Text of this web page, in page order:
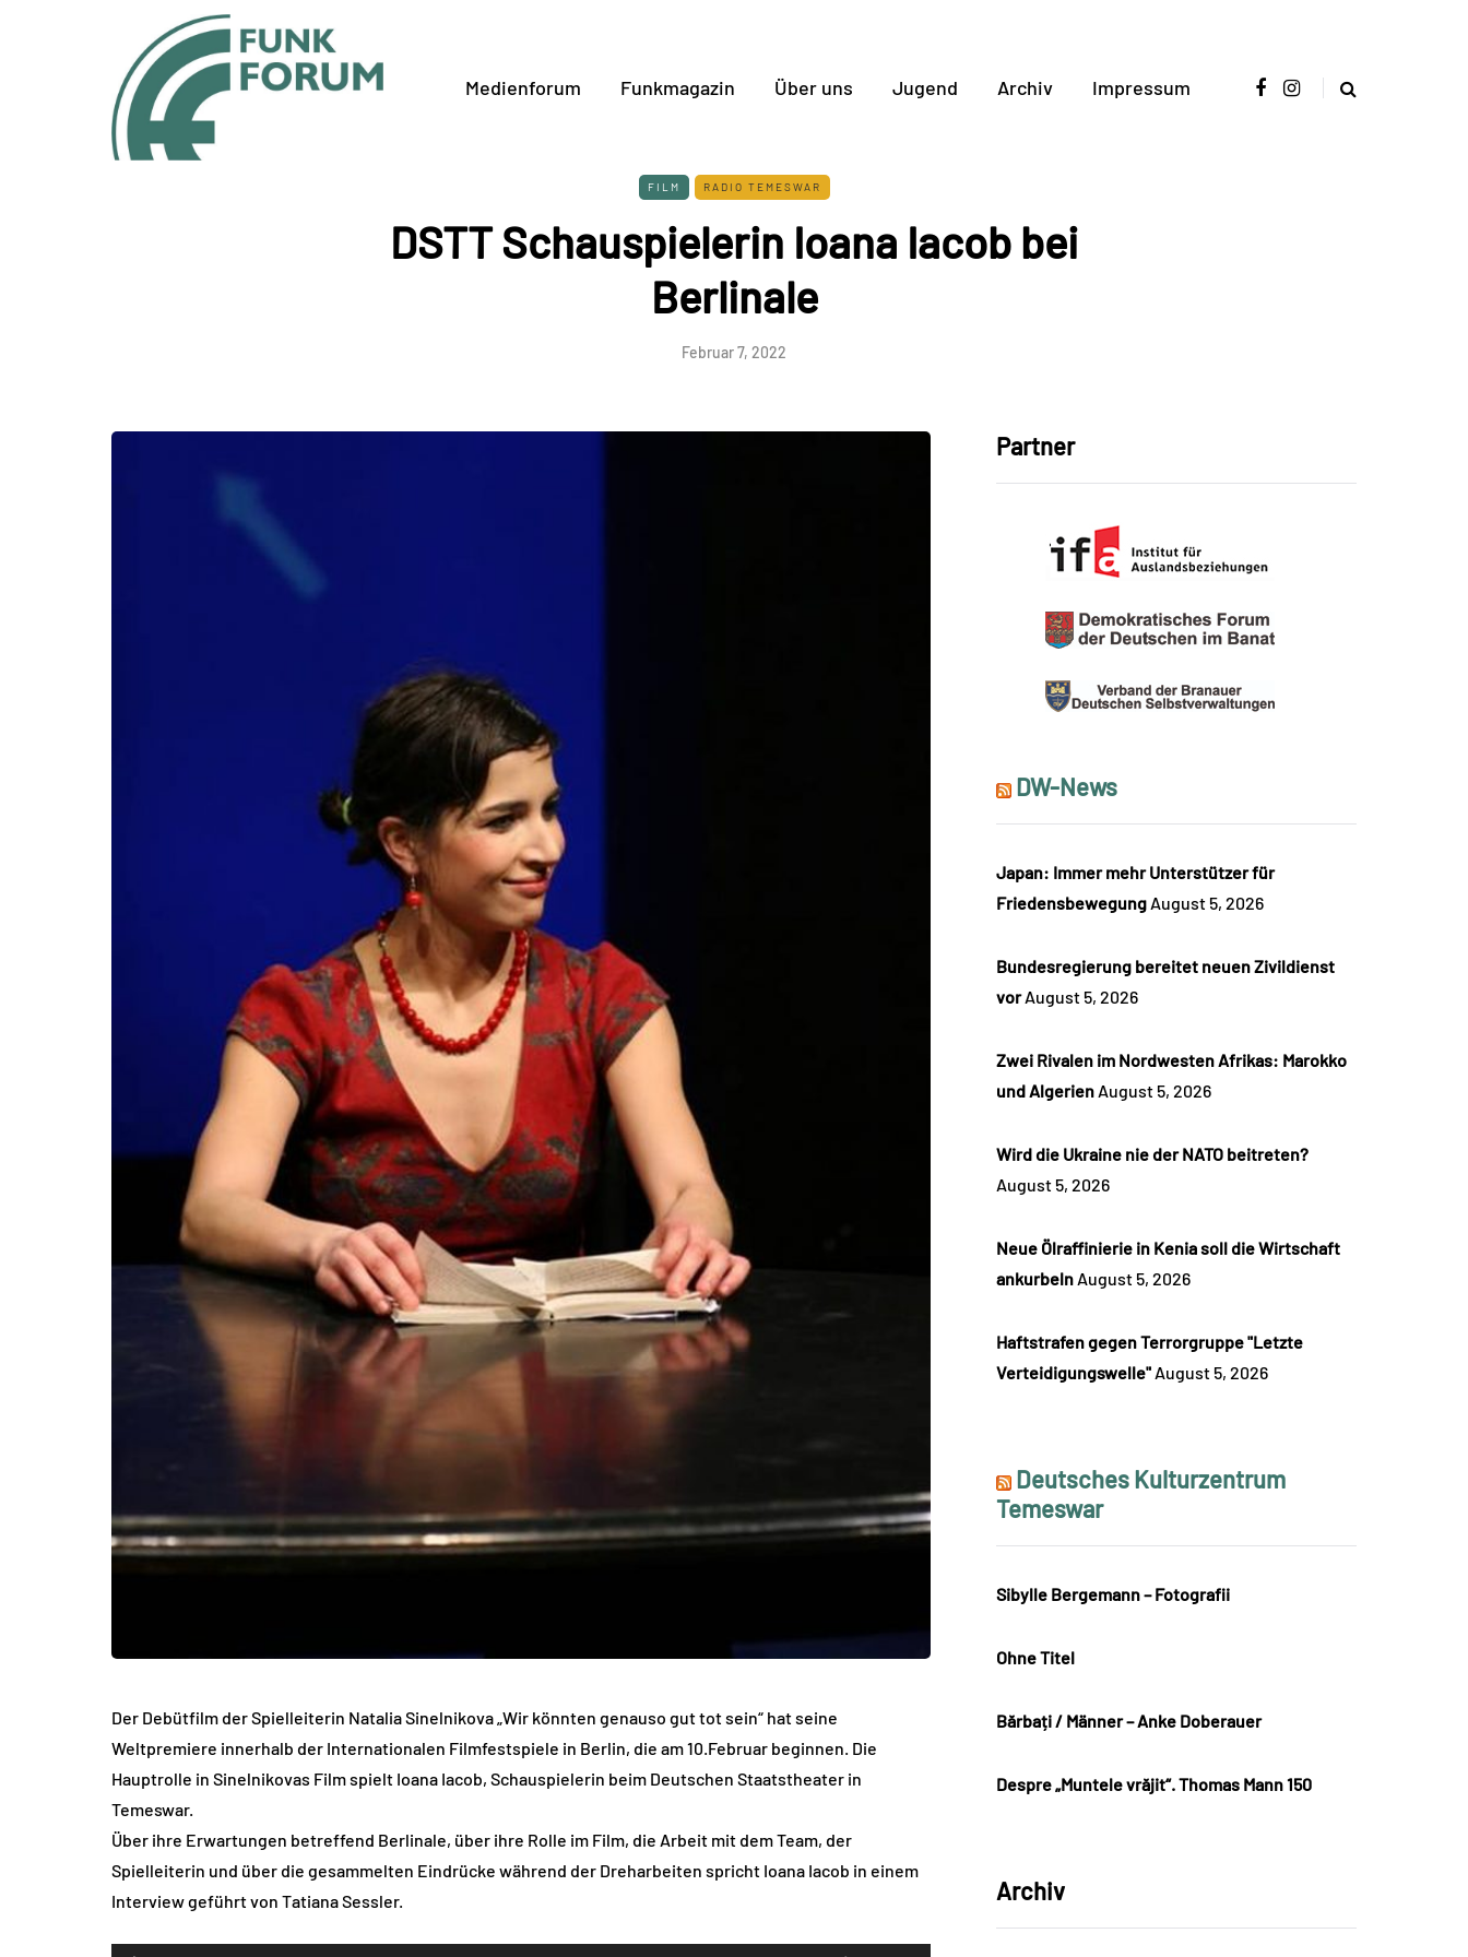
Medienforum Funkmagazin Über uns Jugend Archiv Impressum
FILM RADIO TEMESWAR
DSTT Schauspielerin Ioana Iacob bei
Berlinale
Februar 7, 2022
Der Debütfilm der Spielleiterin Natalia Sinelnikova „Wir könnten genauso gut tot sein“ hat seine
Weltpremiere innerhalb der Internationalen Filmfestspiele in Berlin, die am 10.Februar beginnen. Die
Hauptrolle in Sinelnikovas Film spielt Ioana Iacob, Schauspielerin beim Deutschen Staatstheater in
Temeswar.
Über ihre Erwartungen betreffend Berlinale, über ihre Rolle im Film, die Arbeit mit dem Team, der
Spielleiterin und über die gesammelten Eindrücke während der Dreharbeiten spricht Ioana Iacob in einem
Interview geführt von Tatiana Sessler.
Partner
DW-News
Japan: Immer mehr Unterstützer für
Friedensbewegung August 5, 2026
Bundesregierung bereitet neuen Zivildienst
vor August 5, 2026
Zwei Rivalen im Nordwesten Afrikas: Marokko
und Algerien August 5, 2026
Wird die Ukraine nie der NATO beitreten?
August 5, 2026
Neue Ölraffinierie in Kenia soll die Wirtschaft
ankurbeln August 5, 2026
Haftstrafen gegen Terrorgruppe "Letzte
Verteidigungswelle" August 5, 2026
Deutsches Kulturzentrum
Temeswar
Sibylle Bergemann – Fotografii
Ohne Titel
Bărbați / Männer – Anke Doberauer
Despre „Muntele vrăjit“. Thomas Mann 150
Archiv